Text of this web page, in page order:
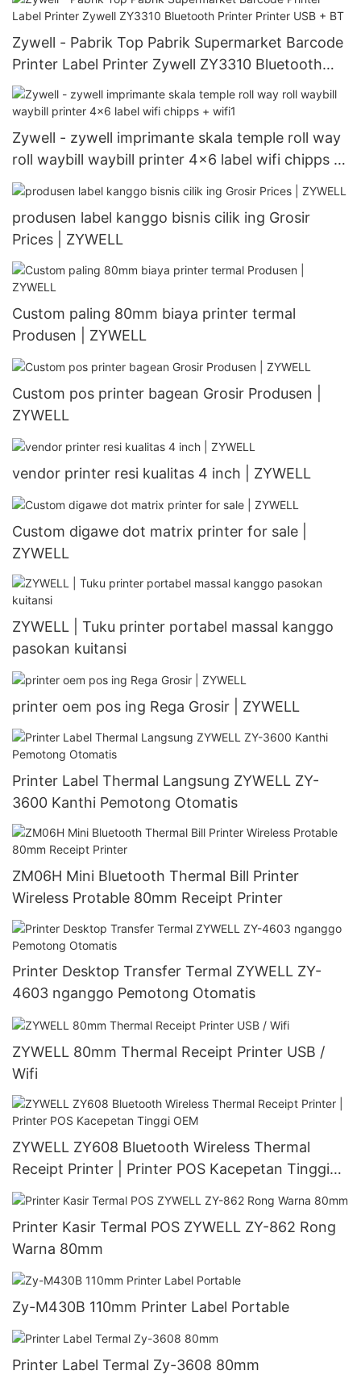
Zywell - Pabrik Top Pabrik Supermarket Barcode
Printer Label Printer Zywell ZY3310 Bluetooth
Printer Printer USB + BT
Zywell - zywell imprimante skala temple roll way
roll waybill waybill printer 4x6 label wifi chipps +
wifi1
produsen label kanggo bisnis cilik ing Grosir
Prices | ZYWELL
Custom paling 80mm biaya printer termal
Produsen | ZYWELL
Custom pos printer bagean Grosir Produsen |
ZYWELL
vendor printer resi kualitas 4 inch | ZYWELL
Custom digawe dot matrix printer for sale |
ZYWELL
ZYWELL | Tuku printer portabel massal kanggo
pasokan kuitansi
printer oem pos ing Rega Grosir | ZYWELL
Printer Label Thermal Langsung ZYWELL ZY-
3600 Kanthi Pemotong Otomatis
ZM06H Mini Bluetooth Thermal Bill Printer
Wireless Protable 80mm Receipt Printer
Printer Desktop Transfer Termal ZYWELL ZY-
4603 nganggo Pemotong Otomatis
ZYWELL 80mm Thermal Receipt Printer USB /
Wifi
ZYWELL ZY608 Bluetooth Wireless Thermal
Receipt Printer | Printer POS Kacepetan Tinggi
OEM
Printer Kasir Termal POS ZYWELL ZY-862 Rong
Warna 80mm
Zy-M430B 110mm Printer Label Portable
Printer Label Termal Zy-3608 80mm